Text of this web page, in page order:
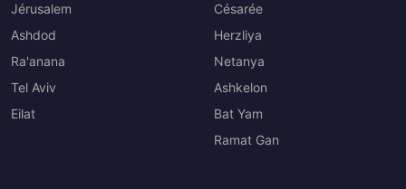
Jérusalem
Ashdod
Ra'anana
Tel Aviv
Eilat
Césarée
Herzliya
Netanya
Ashkelon
Bat Yam
Ramat Gan